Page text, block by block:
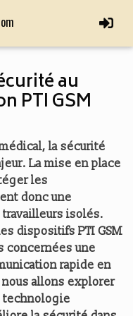
au
PTI GSM
la sécurité
La mise en place
les
donc une
isolés.
dispositifs PTI GSM
concernées une
rapide en
allons explorer
technologie